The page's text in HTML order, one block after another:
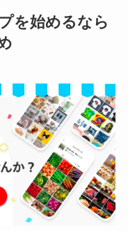
を始めるなら